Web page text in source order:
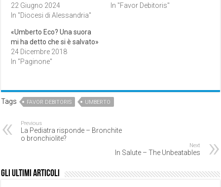
22 Giugno 2024
In "Diocesi di Alessandria"
In "Favor Debitoris"
«Umberto Eco? Una suora
mi ha detto che si è salvato»
24 Dicembre 2018
In "Paginone"
Tags FAVOR DEBITORIS UMBERTO
Previous
La Pediatra risponde – Bronchite
o bronchiolite?
Next
In Salute – The Unbeatables
Gli ultimi articoli